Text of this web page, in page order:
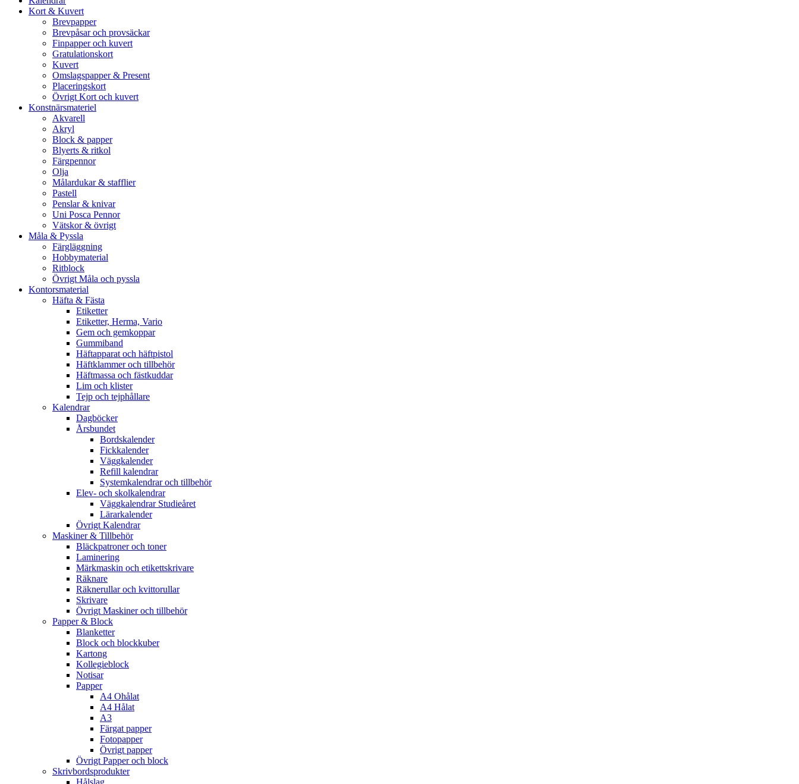
Kort & Kuvert
Brevpapper
Brevpåsar och provsäckar
Finpapper och kuvert
Gratulationskort
Kuvert
Omslagspapper & Present
Placeringskort
Övrigt Kort och kuvert
Konstnärsmateriel
Akvarell
Akryl
Block & papper
Blyerts & ritkol
Färgpennor
Olja
Målardukar & stafflier
Pastell
Penslar & knivar
Uni Posca Pennor
Vätskor & övrigt
Måla & Pyssla
Färgläggning
Hobbymaterial
Ritblock
Övrigt Måla och pyssla
Kontorsmaterial
Häfta & Fästa
Etiketter
Etiketter, Herma, Vario
Gem och gemkoppar
Gummiband
Häftapparat och häftpistol
Häftklammer och tillbehör
Häftmassa och fästkuddar
Lim och klister
Tejp och tejphållare
Kalendrar
Dagböcker
Årsbundet
Bordskalender
Fickkalender
Väggkalender
Refill kalendrar
Systemkalendrar och tillbehör
Elev- och skolkalendrar
Väggkalendrar Studieåret
Lärarkalender
Övrigt Kalendrar
Maskiner & Tillbehör
Bläckpatroner och toner
Laminering
Märkmaskin och etikettskrivare
Räknare
Räknerullar och kvittorullar
Skrivare
Övrigt Maskiner och tillbehör
Papper & Block
Blanketter
Block och blockkuber
Kartong
Kollegieblock
Notisar
Papper
A4 Ohålat
A4 Hålat
A3
Färgat papper
Fotopapper
Övrigt papper
Övrigt Papper och block
Skrivbordsprodukter
Hålslag